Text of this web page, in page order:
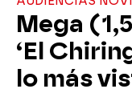
Mega
‘El
lo más